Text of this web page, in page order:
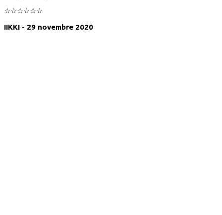
☆☆☆☆☆☆
IIKKI - 29 novembre 2020